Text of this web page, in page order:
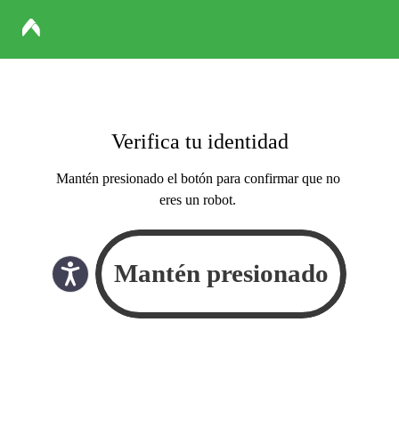
Verifica tu identidad
Mantén presionado el botón para confirmar que no
eres un robot.